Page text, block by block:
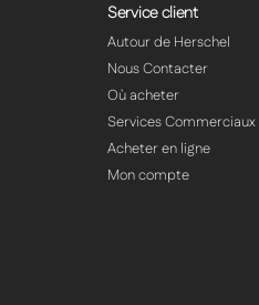
Service client
Autour de Herschel
Nous Contacter
Où acheter
Services Commerciaux
Acheter en ligne
Mon compte